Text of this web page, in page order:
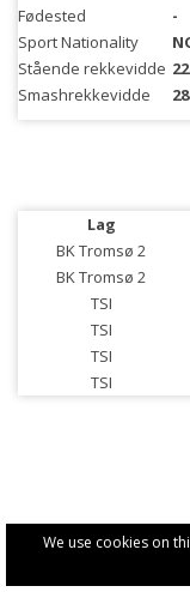
We use cookies on
Fødested
-
Sport Nationality
Stående rekkevidde
Smashrekkevidde
Lag
BK Tromsø 2
BK Tromsø 2
TSI
TSI
TSI
TSI